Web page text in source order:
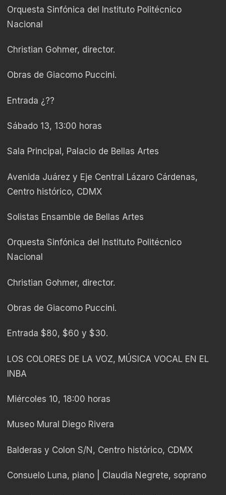
Orquesta Sinfónica del Instituto Politécnico
Nacional
Christian Gohmer, director.
Obras de Giacomo Puccini.
Entrada ¿??
Sábado 13, 13:00 horas
Sala Principal, Palacio de Bellas Artes
Avenida Juárez y Eje Central Lázaro Cárdenas,
Centro histórico, CDMX
Solistas Ensamble de Bellas Artes
Orquesta Sinfónica del Instituto Politécnico
Nacional
Christian Gohmer, director.
Obras de Giacomo Puccini.
Entrada $80, $60 y $30.
LOS COLORES DE LA VOZ, MÚSICA VOCAL EN EL
INBA
Miércoles 10, 18:00 horas
Museo Mural Diego Rivera
Balderas y Colon S/N, Centro histórico, CDMX
Consuelo Luna, piano | Claudia Negrete, soprano